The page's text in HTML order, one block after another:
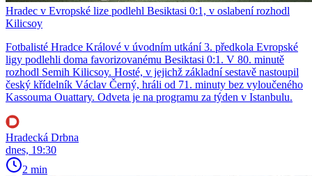
Hradec v Evropské lize podlehl Besiktasi 0:1, v oslabení rozhodl
Kilicsoy
Fotbalisté Hradce Králové v úvodním utkání 3. předkola Evropské
ligy podlehli doma favorizovanému Besiktasi 0:1. V 80. minutě
rozhodl Semih Kilicsoy. Hosté, v jejichž základní sestavě nastoupil
český křídelník Václav Černý, hráli od 71. minuty bez vyloučeného
Kassouma Ouattary. Odveta je na programu za týden v Istanbulu.
Hradecká Drbna
dnes, 19:30
2 min